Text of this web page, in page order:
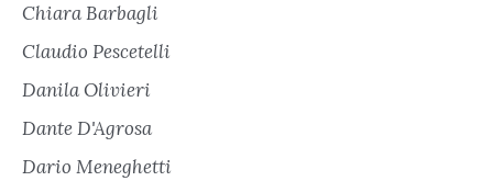
Chiara Barbagli
Claudio Pescetelli
Danila Olivieri
Dante D'Agrosa
Dario Meneghetti